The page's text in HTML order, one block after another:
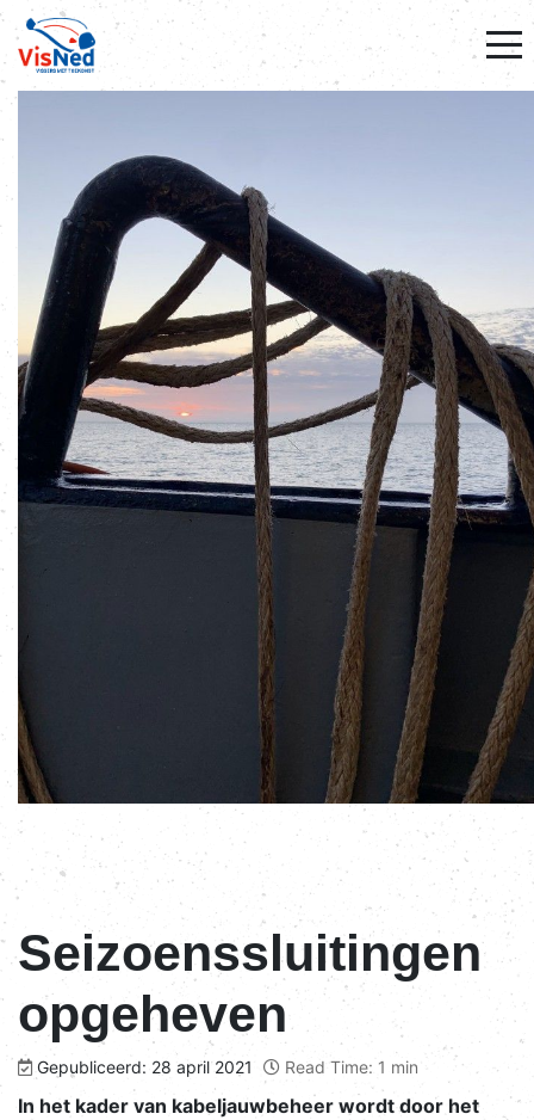
Seizoenssluitingen
opgeheven
Gepubliceerd: 28 april 2021 Read Time: 1 min
In het kader van kabeljauwbeheer wordt door het